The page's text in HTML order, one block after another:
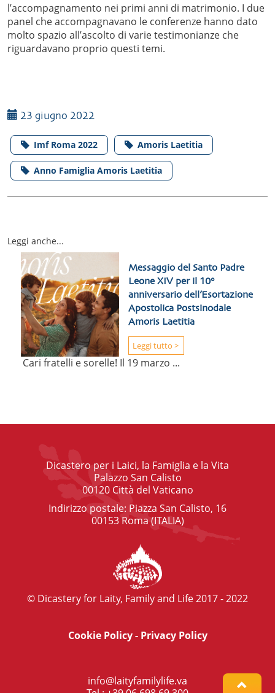
l’accompagnamento nei primi anni di matrimonio. I due
panel che accompagnavano le conferenze hanno dato
molto spazio all’ascolto di varie testimonianze che
riguardavano proprio questi temi.
23 giugno 2022
Imf Roma 2022 Amoris Laetitia
Anno Famiglia Amoris Laetitia
Leggi anche...
Messaggio del Santo Padre
Leone XIV per il 10°
anniversario dell’Esortazione
Apostolica Postsinodale
Amoris Laetitia
Cari fratelli e sorelle! Il 19 marzo ...
Leggi tutto >
Dicastero per i Laici, la Famiglia e la Vita
Palazzo San Calisto
00120 Città del Vaticano
Indirizzo postale: Piazza San Calisto, 16
00153 Roma (ITALIA)
© Dicastery for Laity, Family and Life 2017 - 2022
Cookie Policy- Privacy Policy
info@laityfamilylife.va